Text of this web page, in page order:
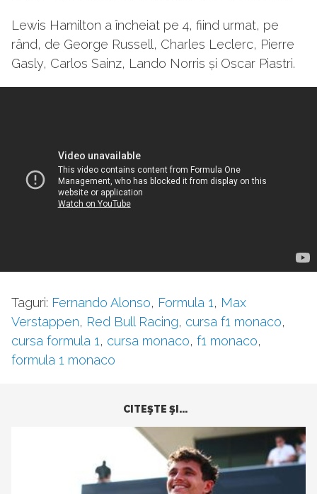
Lewis Hamilton a încheiat pe 4, fiind urmat, pe
rând, de George Russell, Charles Leclerc, Pierre
Gasly, Carlos Sainz, Lando Norris și Oscar Piastri.
Taguri: Fernando Alonso, Formula 1, Max
Verstappen, Red Bull Racing, cursa f1 monaco,
cursa formula 1, cursa monaco, f1 monaco,
formula 1 monaco
CITEŞTE ŞI...